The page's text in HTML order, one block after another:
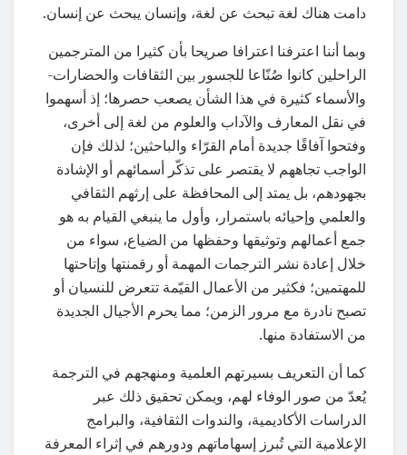
دامت هناك لغة تبحث عن لغة، وإنسان يبحث عن إنسان.
وبما أننا اعترفنا اعترافا صريحا بأن كثيرا من المترجمين
الراحلين كانوا صُنّاعا للجسور بين الثقافات والحضارات-
والأسماء كثيرة في هذا الشأن يصعب حصرها؛ إذ أسهموا
في نقل المعارف والآداب والعلوم من لغة إلى أخرى،
وفتحوا آفاقًا جديدة أمام القرّاء والباحثين؛ لذلك فإن
الواجب تجاههم لا يقتصر على تذكّر أسمائهم أو الإشادة
بجهودهم، بل يمتد إلى المحافظة على إرثهم الثقافي
والعلمي وإحيائه باستمرار، وأول ما ينبغي القيام به هو
جمع أعمالهم وتوثيقها وحفظها من الضياع، سواء من
خلال إعادة نشر الترجمات المهمة أو رقمنتها وإتاحتها
للمهتمين؛ فكثير من الأعمال القيّمة تتعرض للنسيان أو
تصبح نادرة مع مرور الزمن؛ مما يحرم الأجيال الجديدة
من الاستفادة منها.
كما أن التعريف بسيرتهم العلمية ومنهجهم في الترجمة
يُعدّ من صور الوفاء لهم، ويمكن تحقيق ذلك عبر
الدراسات الأكاديمية، والندوات الثقافية، والبرامج
الإعلامية التي تُبرز إسهاماتهم ودورهم في إثراء المعرفة